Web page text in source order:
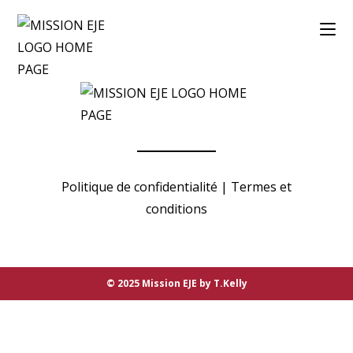
content
Politique de confidentialité | Termes et
conditions
© 2025 Mission EJE by T.Kelly